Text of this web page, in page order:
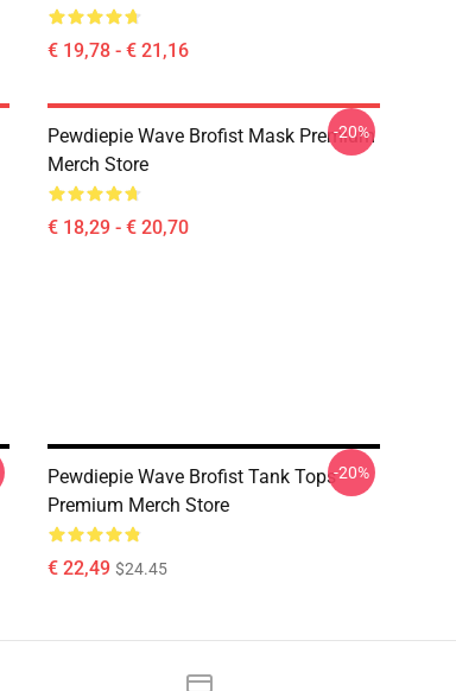
€ 19,78 - € 21,16
Pewdiepie Wave Brofist Mask Premium
Merch Store
€ 18,29 - € 20,70
-20%
Pewdiepie Wave Brofist Tank Tops
Premium Merch Store
€ 22,49 $24.45
-20%